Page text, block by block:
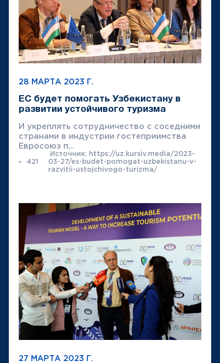
28 МАРТА 2023 Г.
ЕС будет помогать Узбекистану в
развитии устойчивого туризма
И укреплять сотрудничество с соседними
странами в индустрии гостеприимства
Евросоюз п...
421
Источник: https://uz.kursiv.media/2023-
03-27/es-budet-pomogat-uzbekistanu-v-
razvitii-ustojchivogo-turizma/
27 МАРТА 2023 Г.